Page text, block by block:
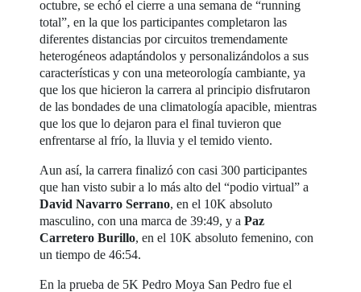
octubre, se echó el cierre a una semana de “running
total”, en la que los participantes completaron las
diferentes distancias por circuitos tremendamente
heterogéneos adaptándolos y personalizándolos a sus
características y con una meteorología cambiante, ya
que los que hicieron la carrera al principio disfrutaron
de las bondades de una climatología apacible, mientras
que los que lo dejaron para el final tuvieron que
enfrentarse al frío, la lluvia y el temido viento.
Aun así, la carrera finalizó con casi 300 participantes
que han visto subir a lo más alto del “podio virtual” a
David Navarro Serrano, en el 10K absoluto
masculino, con una marca de 39:49, y aPaz
Carretero Burillo, en el 10K absoluto femenino, con
un tiempo de 46:54.
En la prueba de 5K Pedro Moya San Pedro fue el